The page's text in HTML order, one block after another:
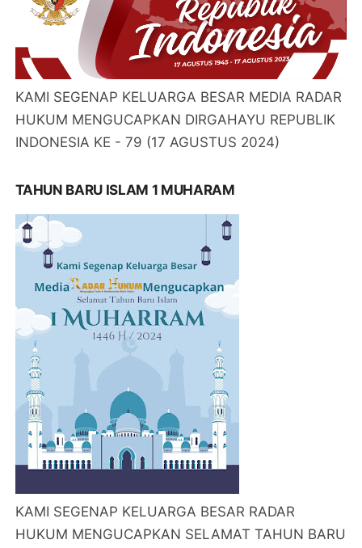
KAMI SEGENAP KELUARGA BESAR MEDIA RADAR
HUKUM MENGUCAPKAN DIRGAHAYU REPUBLIK
INDONESIA KE - 79 (17 AGUSTUS 2024)
TAHUN BARU ISLAM 1 MUHARAM
KAMI SEGENAP KELUARGA BESAR RADAR
HUKUM MENGUCAPKAN SELAMAT TAHUN BARU